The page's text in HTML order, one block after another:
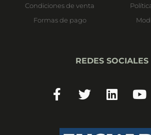
Condiciones de venta
Formas de pago
REDES SOCIALES
f